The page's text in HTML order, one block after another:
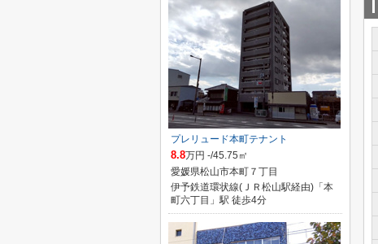
プレリュード本町テナント
8.8万円 -/45.75㎡
愛媛県松山市本町７丁目
伊予鉄道環状線(ＪＲ松山駅経由)「本
町六丁目」駅 徒歩4分